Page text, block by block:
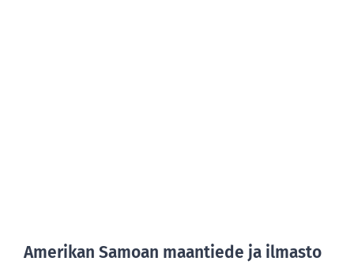
Amerikan Samoan maantiede ja ilmasto